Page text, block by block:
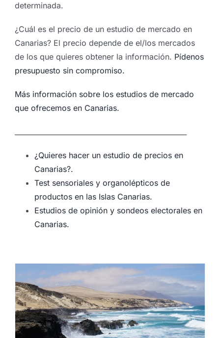
determinada.
¿Cuál es el precio de un estudio de mercado en
Canarias? El precio depende de el/los mercados
de los que quieres obtener la información. Pídenos
presupuesto sin compromiso.
Más información sobre los estudios de mercado
que ofrecemos en Canarias.
¿Quieres hacer un estudio de precios en
Canarias?.
Test sensoriales y organolépticos de
productos en las Islas Canarias.
Estudios de opinión y sondeos electorales en
Canarias.